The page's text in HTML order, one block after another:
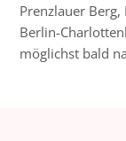
Prenzlauer
Berlin-
möglichst bald